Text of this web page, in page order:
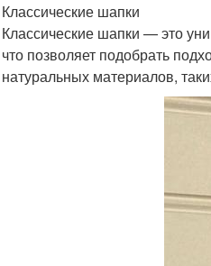
Классические шапки
Классические шапки — это
что позволяет подобрать
натуральных материалов,